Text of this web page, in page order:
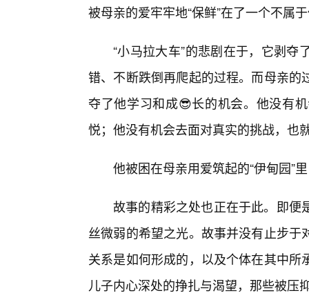
被母亲的爱牢牢地“保鲜”在了一个不属
“小马拉大车”的悲剧在于，它剥
错、不断跌倒再爬起的过程。而母亲
夺了他学习和成😎长的机会。他没有
悦；他没有机会去面对真实的挑战，也
他被困在母亲用爱筑起的“伊甸园”
故事的精彩之处也正在于此。即便
丝微弱的希望之光。故事并没有止步
关系是如何形成的，以及个体在其中
儿子内心深处的挣扎与渴望，那些被压